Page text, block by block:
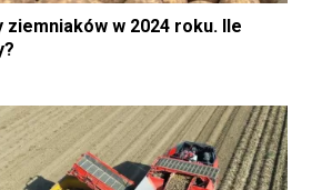
ziemniaków w 2024 roku. Ile